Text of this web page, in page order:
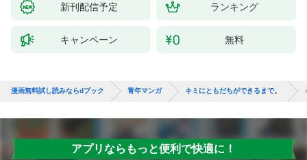
新刊配信予定 ランキング
キャンペーン 無料
漫画無料試し読みならdブック 青年マンガ キミにともだちができるまで。
アプリならもっと便利で快適に！